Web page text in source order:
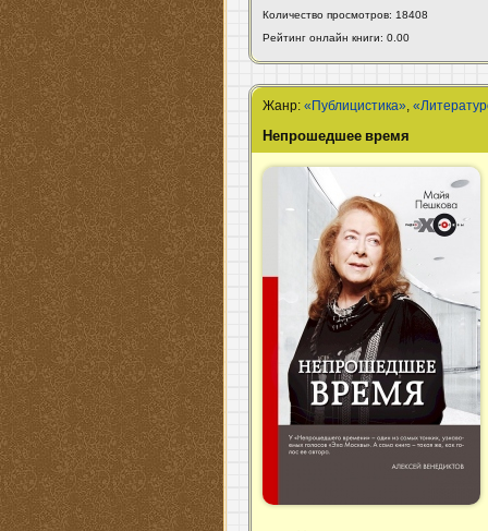
Количество просмотров: 18408
Рейтинг онлайн книги: 0.00
Жанр:«Публицистика»,
Непрошедшее время